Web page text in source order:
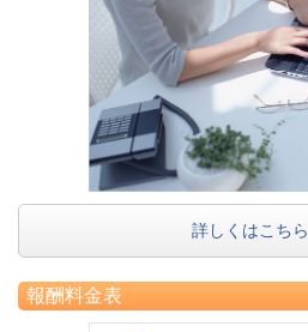
詳しくはこちら
報酬料金表